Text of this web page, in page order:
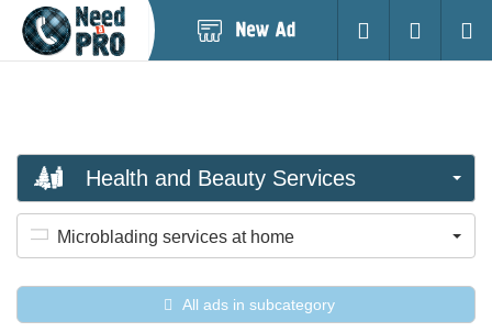
Login
Health and Beauty Services
Microblading services at home
All ads in subcategory